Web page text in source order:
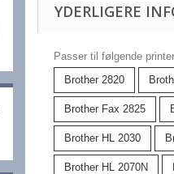
YDERLIGERE
Passer til følgende
Brother 2820
Brother Fax 2825
Brother HL 2030
Brother HL 2070N